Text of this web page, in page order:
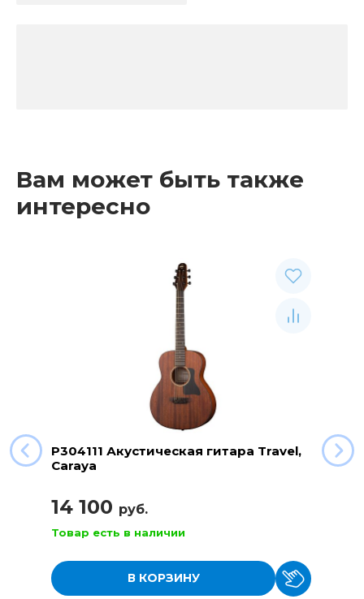
Вам может быть также
интересно
P304111 Акустическая гитара Travel,
Caraya
14 100 руб.
Товар есть в наличии
В КОРЗИНУ